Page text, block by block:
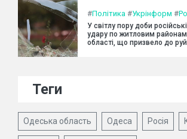
#Політика #Укрінформ #
У світлу пору доби
удару по житловим
області, що призвело до
Теги
Одеська область Одеса Росія